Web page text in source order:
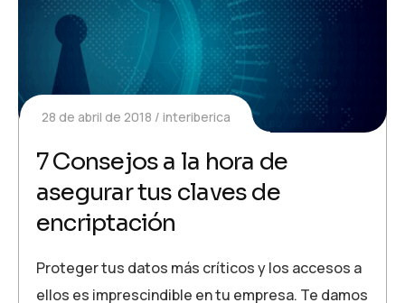
28 de abril de 2018 interiberica
7 Consejos a la hora de
asegurar tus claves de
encriptación
Proteger tus datos más críticos y los accesos a
ellos es imprescindible en tu empresa. Te damos